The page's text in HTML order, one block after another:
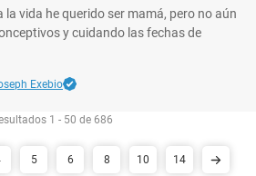
la vida he querido ser mamá, pero no aún
y cuidando las fechas de
Exebio
1 - 50 de 686
5 6 8 10 14